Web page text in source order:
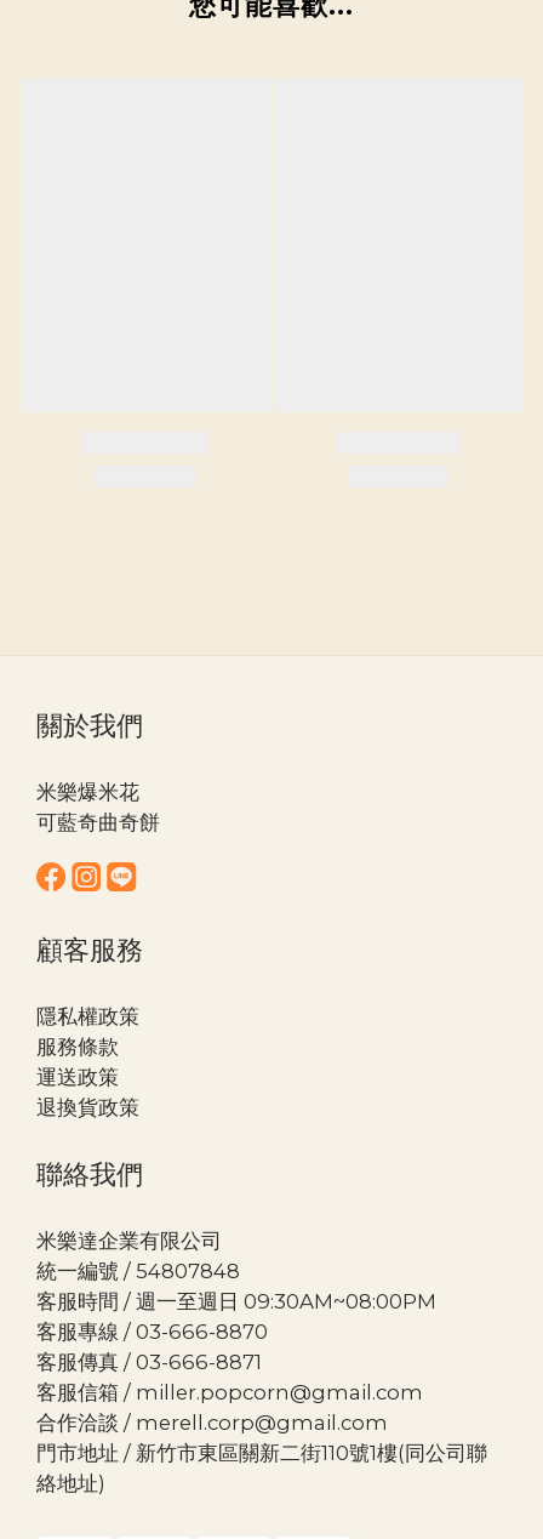
關於我們
米樂爆米花
可藍奇曲奇餅
顧客服務
隱私權政策
服務條款
運送政策
退換貨政策
聯絡我們
米樂達企業有限公司
統一編號 / 54807848
客服時間 / 週一至週日 09:30AM~08:00PM
客服專線 / 03-666-8870
客服傳真 / 03-666-8871
客服信箱 / miller.popcorn@gmail.com
合作洽談 / merell.corp@gmail.com
門市地址 / 新竹市東區關新二街110號1樓(同公司聯
絡地址)